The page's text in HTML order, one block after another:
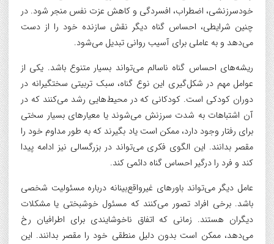
خودسرزنشی، اضطراب، افسردگی و کاهش عزت نفس منجر شود. در
چنین شرایطی، احساس گناه دیگر نقش سازنده خود را از دست
می‌دهد و به عاملی برای آسیب روانی تبدیل می‌شود.
ریشه‌های احساس گناه ناسالم می‌تواند بسیار متنوع باشد. یکی از
عوامل مهم در شکل‌گیری این نوع گناه، سبک تربیتی سختگیرانه در
دوران کودکی است. کودکانی که در محیط‌هایی رشد می‌کنند که در
آن اشتباهات به شدت سرزنش می‌شوند یا معیارهای بسیار سختی
برای رفتار وجود دارد، ممکن است یاد بگیرند که به طور مداوم خود را
مقصر بدانند. این الگوی فکری می‌تواند در بزرگسالی نیز ادامه پیدا
کند و فرد را درگیر احساس گناه دائمی کند.
عامل دیگر می‌تواند باورهای غیرواقع‌بینانه درباره مسئولیت شخصی
باشد. برخی افراد تصور می‌کنند که مسئول خوشبختی یا مشکلات
دیگران هستند. زمانی که اتفاق ناخوشایندی برای اطرافیان رخ
می‌دهد، ممکن است بدون دلیل منطقی خود را مقصر بدانند. این